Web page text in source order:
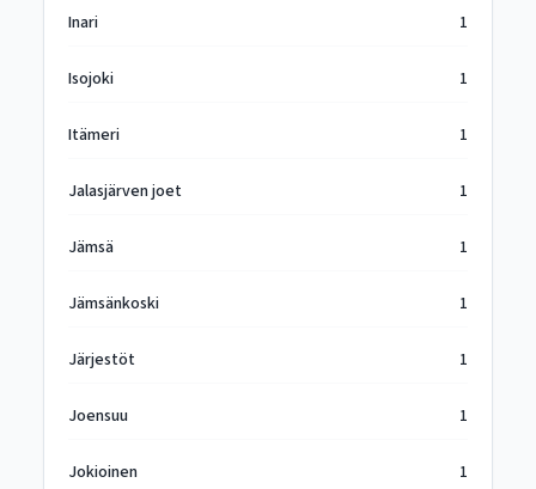
Inari 1
Isojoki 1
Itämeri 1
Jalasjärven joet 1
Jämsä 1
Jämsänkoski 1
Järjestöt 1
Joensuu 1
Jokioinen 1